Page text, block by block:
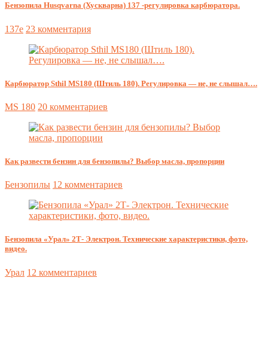
Бензопила Husqvarna (Хускварна) 137 -регулировка карбюратора.
137e 23 комментария
Карбюратор Sthil MS180 (Штиль 180). Регулировка — не, не слышал….
MS 180 20 комментариев
Как развести бензин для бензопилы? Выбор масла, пропорции
Бензопилы 12 комментариев
Бензопила «Урал» 2Т- Электрон. Технические характеристики, фото,
видео.
Урал 12 комментариев